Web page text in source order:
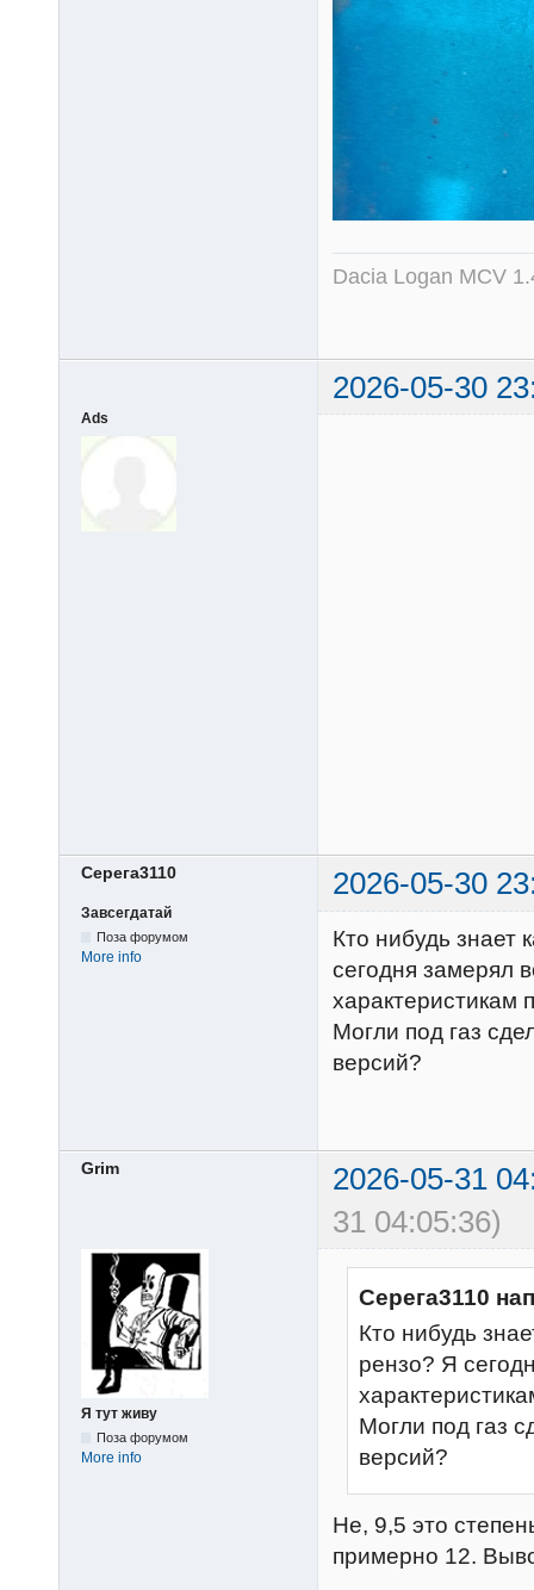
Dacia Logan MCV
2026-05-30
Ads
Серега3110 2026-05-30
Завсегдатай
Поза форумом
More info
Кто нибудь знает
сегодня замерял
характеристикам
Могли под газ
версий?
Grim
2026-05-31
31 04:05:36)
Я тут живу
Поза форумом
More info
Серега3110
Кто нибудь
рензо? Я
Могли под газ
версий?
Не, 9,5 это
примерно 12.